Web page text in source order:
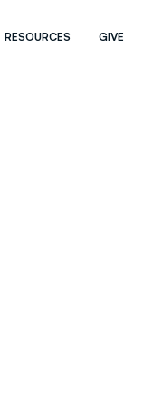
RESOURCES GIVE